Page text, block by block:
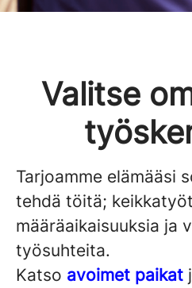
Valitse
Tarjoamme elämääsi
tehdä töitä;
määräaikaisuuksia ja
työsuhteita.
Katso avoimet paikat